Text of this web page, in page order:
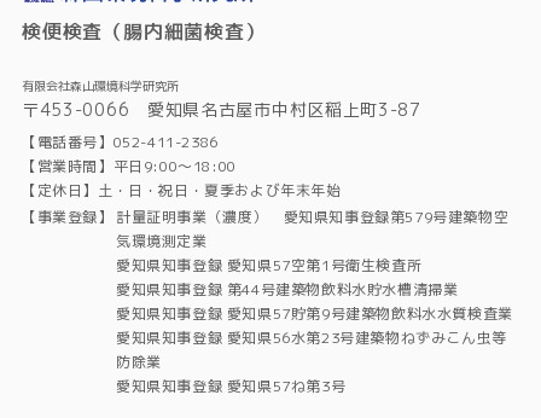
検便検査（腸内細菌検査）
有限会社森山環境科学研究所
〒453-0066 愛知県名古屋市中村区稲上町3-87
【電話番号】052-411-2386
【営業時間】平日9:00～18:00
【定休日】土・日・祝日・夏季および年末年始
【事業登録】
計量証明事業（濃度） 愛知県知事登録第579号建築物空
気環境測定業
愛知県知事登録 愛知県57空第1号衛生検査所
愛知県知事登録 第44号建築物飲料水貯水槽清掃業
愛知県知事登録 愛知県57貯第9号建築物飲料水水質検査業
愛知県知事登録 愛知県56水第23号建築物ねずみこん虫等
防除業
愛知県知事登録 愛知県57ね第3号